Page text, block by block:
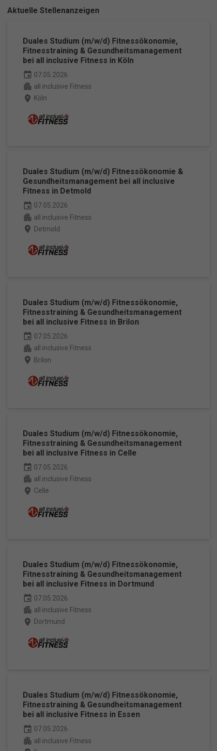
Aktuelle Stellenanzeigen
Duales Studium (m/w/d) Fitnessökonomie,
Fitnesstraining & Gesundheitsmanagement
bei all inclusive Fitness in Köln
event 07.05.2026
apartment all inclusive Fitness
place Köln
Duales Studium (m/w/d) Fitnessökonomie &
Gesundheitsmanagement bei all inclusive
Fitness in Detmold
event 07.05.2026
apartment all inclusive Fitness
place Detmold
Duales Studium (m/w/d) Fitnessökonomie,
Fitnesstraining & Gesundheitsmanagement
bei all inclusive Fitness in Brilon
event 07.05.2026
apartment all inclusive Fitness
place Brilon
Duales Studium (m/w/d) Fitnessökonomie,
Fitnesstraining & Gesundheitsmanagement
bei all inclusive Fitness in Celle
event 07.05.2026
apartment all inclusive Fitness
place Celle
Duales Studium (m/w/d) Fitnessökonomie,
Fitnesstraining & Gesundheitsmanagement
bei all inclusive Fitness in Dortmund
event 07.05.2026
apartment all inclusive Fitness
place Dortmund
Duales Studium (m/w/d) Fitnessökonomie,
Fitnesstraining & Gesundheitsmanagement
bei all inclusive Fitness in Essen
event 07.05.2026
apartment all inclusive Fitness